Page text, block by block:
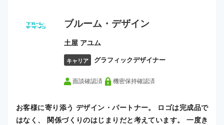
ブルーム・デザイン
土屋 アユム
キャリア グラフィックデザイナー
面談確認済 機密保持確認済
お客様に寄り添う デザイン・パートナー。 ロゴは完成品で
はなく、 関係づくりのはじまりだと考えています。 一度き